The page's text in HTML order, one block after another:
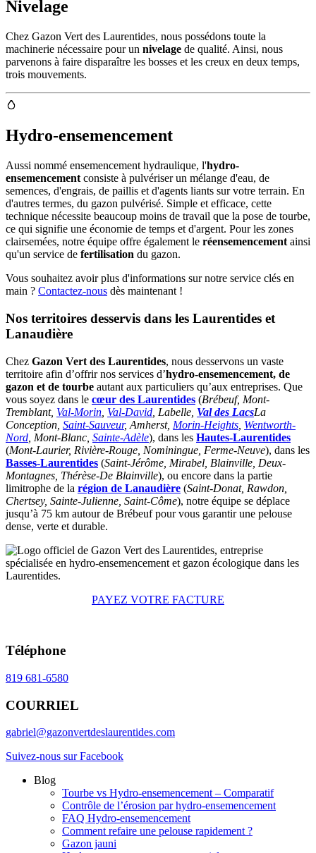
Nivelage
Chez Gazon Vert des Laurentides, nous possédons toute la
machinerie nécessaire pour un nivelage de qualité. Ainsi, nous
parvenons à faire disparaître les bosses et les creux en deux temps,
trois mouvements.
Hydro-ensemencement
Aussi nommé ensemencement hydraulique, l'hydro-
ensemencement consiste à pulvériser un mélange d'eau, de
semences, d'engrais, de paillis et d'agents liants sur votre terrain. En
d'autres termes, du gazon pulvérisé. Simple et efficace, cette
technique nécessite beaucoup moins de travail que la pose de tourbe,
ce qui signifie une économie de temps et d'argent. Pour les zones
clairsemées, notre équipe offre également le réensemencement ainsi
qu'un service de fertilisation du gazon.
Vous souhaitez avoir plus d'informations sur notre service clés en
main ? Contactez-nous dès maintenant !
Nos territoires desservis dans les Laurentides et
Lanaudière
Chez Gazon Vert des Laurentides, nous desservons un vaste
territoire afin d’offrir nos services d’hydro-ensemencement, de
gazon et de tourbe autant aux particuliers qu’aux entreprises. Que
vous soyez dans le cœur des Laurentides (Brébeuf, Mont-
Tremblant, Val-Morin Val-David , Labelle, Val des LacsLa
Conception, Saint-Sauveur, Amherst, Morin-Heights Wentworth-
Nord , Mont-Blanc, Sainte-Adèle), dans les Hautes-Laurentides
(Mont-Laurier, Rivière-Rouge, Nominingue, Ferme-Neuve), dans les
Basses-Laurentides (Saint-Jérôme, Mirabel, Blainville, Deux-
Montagnes, Thérèse-De Blainville), ou encore dans la partie
limitrophe de la région de Lanaudière (Saint-Donat, Rawdon,
Chertsey, Sainte-Julienne, Saint-Côme), notre équipe se déplace
jusqu’à 75 km autour de Brébeuf pour vous garantir une pelouse
dense, verte et durable.
PAYEZ VOTRE FACTURE
Téléphone
819 681-6580
COURRIEL
gabriel@gazonvertdeslaurentides.com
Suivez-nous sur Facebook
Blog
Tourbe vs Hydro-ensemencement – Comparatif
Contrôle de l’érosion par hydro-ensemencement
FAQ Hydro-ensemencement
Comment refaire une pelouse rapidement ?
Gazon jauni